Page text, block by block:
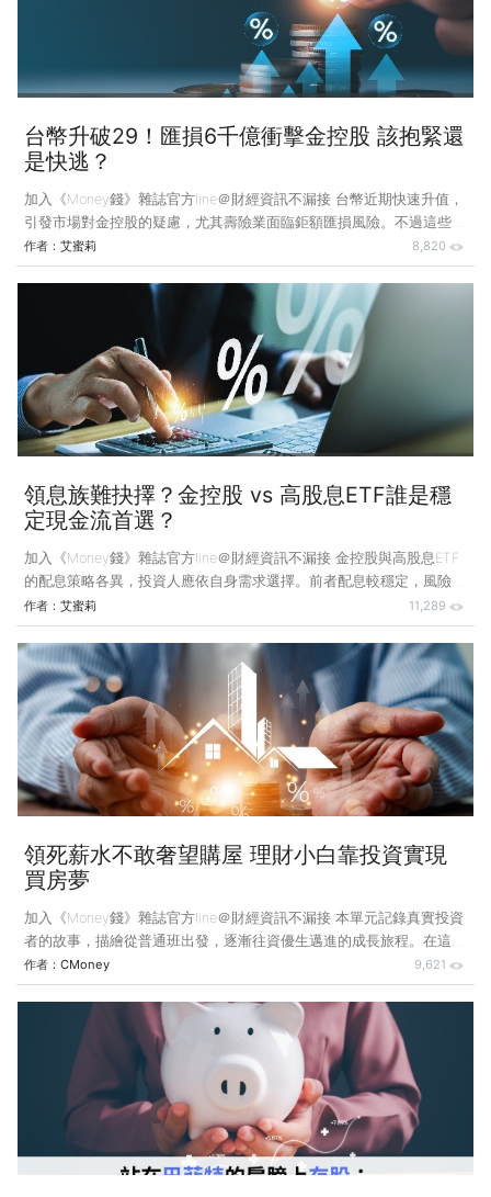
須符合一定條件與順序，例如必須在股息、債息、資本利得分配不足
台幣升破29！匯損6千億衝擊金控股 該抱緊還
是快逃？
加入《Money錢》雜誌官方line＠財經資訊不漏接 台幣近期快速升值，
引發市場對金控股的疑慮，尤其壽險業面臨鉅額匯損風險。不過這些損
失多為帳面波動，長期並非實質虧損，且已有新制度可緩解壓力，投資
人無須過度恐慌，應聚焦於企業體質與長期價值。 今（2025）年4月
以來，台幣匯率一路升值，從33元升至29元，這一波急升，主要和美
國經濟政策的不確定性增加有關，投資人對美元資產信心下降，轉而投
資亞洲市場，導致大量資金流入台灣，推升台幣匯率，縱然升值並不是
什麼新鮮事，但這一波升幅的速度過快，導致企業來不及應對、調整策
略，可能進一步導致獲利被侵蝕甚至由盈轉虧。 &
作者： 艾蜜莉 8,820
領息族難抉擇？金控股 vs 高股息ETF誰是穩
定現金流首選？
加入《Money錢》雜誌官方line＠財經資訊不漏接 金控股與高股息ETF
的配息策略各異，投資人應依自身需求選擇。前者配息較穩定，風險集
中；後者殖利率高但結構複雜，能分散風險。選擇何者應取決於對現金
流與風險的期待與接受度。 金控股進入配息公告的高峰期，長期以來
金控股一直被視為穩定領息、適合長期持有的投資選項，不過，隨著近
年高股息ETF熱潮興起，越來越多投資人開始思考，追求現金流的策
略，到底要選擇金控股，還是高股息ETF？ 事實上，這兩類資產在理財
規劃中都占有重要地位，更是許多人的存股核心，但當我們把兩者放在
一起比較時，會發現一個顯著的差異，金控股的殖利
作者： 艾蜜莉 11,289
領死薪水不敢奢望購屋 理財小白靠投資實現
買房夢
加入《Money錢》雜誌官方line＠財經資訊不漏接 本單元記錄真實投資
者的故事，描繪從普通班出發，逐漸往資優生邁進的成長旅程。在這些
故事裡，有人曾因恐懼而退縮，有人因堅守而收穫驕傲。投資的旅程不
止於財富的增長，而是學會直面風險，並在不確定中找到方向。 徐先
生 年齡範圍：40多歲 職業類別：國營事業工程師 居住區域：台北市
是什麼契機讓你開始學習投資？ 絕大多數人高中畢業，通常會直接升
學，但對我來說，這條路被迫暫停了。因為父親重病，家庭經濟陷入困
境，我選擇先去當兵，完成兵役後才念大學。我很清楚一切得靠自己，
不能讓家裡的困境成為未
作者： CMoney 9,621